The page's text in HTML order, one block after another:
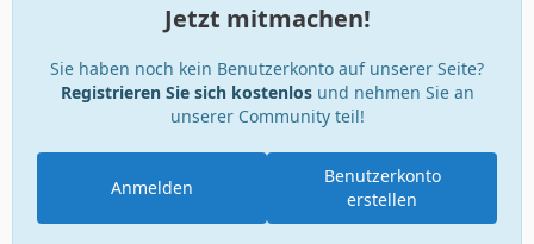
Jetzt mitmachen!
Sie haben noch kein Benutzerkonto auf unserer Seite?
Registrieren Sie sich kostenlosund nehmen Sie an
unserer Community teil!
Benutzerkonto
erstellen
Anmelden